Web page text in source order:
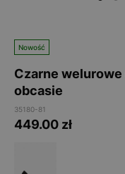
Nowość
Czarne welurowe
obcasie
35180-81
449.00 zł